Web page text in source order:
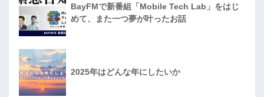
BayFMで新番組「Mobile Tech Lab」をはじ
めて、また一つ夢が叶ったお話
2025年はどんな年にしたいか